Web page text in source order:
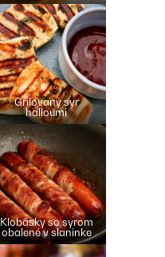
Grilovaný syr
halloumi
Klobásky so syrom
obalené v slaninke